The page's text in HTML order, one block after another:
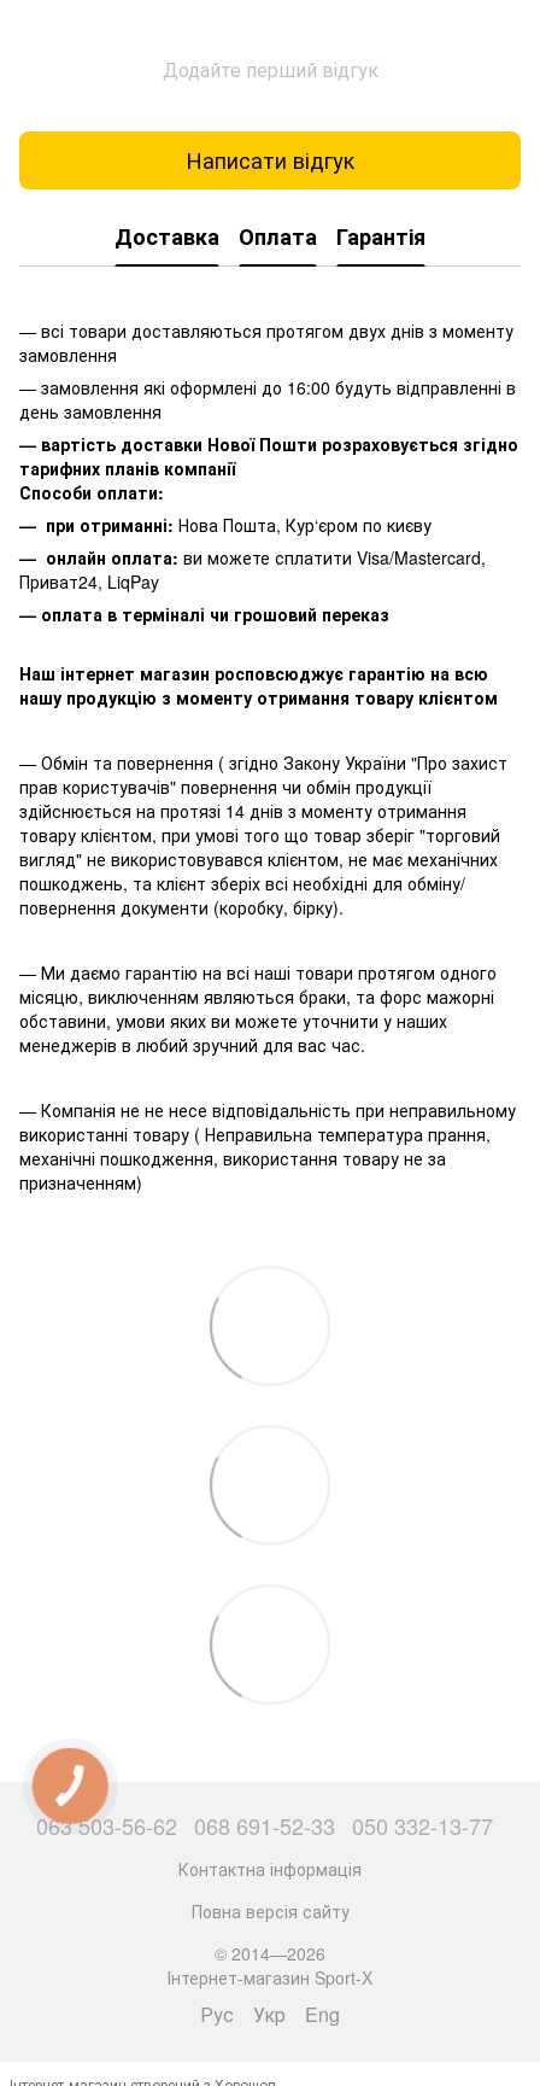
Додайте перший відгук
Написати відгук
Доставка Оплата Гарантія
— всі товари доставляються протягом двух днів з моменту
замовлення
— замовлення які оформлені до 16:00 будуть відправленні в
день замовлення
— вартість доставки Нової Пошти розраховується згідно
тарифних планів компанії
Способи оплати:
— при отриманні: Нова Пошта, Кур‘єром по києву
— онлайн оплата: ви можете сплатити Visa/Mastercard,
Приват24, LiqPay
— оплата в терміналі чи грошовий переказ
Наш інтернет магазин росповсюджує гарантію на всю
нашу продукцію з моменту отримання товару клієнтом
— Обмін та повернення ( згідно Закону України "Про захист
прав користувачів" повернення чи обмін продукції
здійснюється на протязі 14 днів з моменту отримання
товару клієнтом, при умові того що товар зберіг "торговий
вигляд" не використовувався клієнтом, не має механічних
пошкоджень, та клієнт зберіх всі необхідні для обміну/
повернення документи (коробку, бірку).
— Ми даємо гарантію на всі наші товари протягом одного
місяцю, виключенням являються браки, та форс мажорні
обставини, умови яких ви можете уточнити у наших
менеджерів в любий зручний для вас час.
— Компанія не не несе відповідальність при неправильному
використанні товару ( Неправильна температура прання,
механічні пошкодження, використання товару не за
призначенням)
063 503-56-62 068 691-52-33 050 332-13-77
Контактна інформація
Повна версія сайту
© 2014—2026
Інтернет-магазин Sport-X
Рус Укр Eng